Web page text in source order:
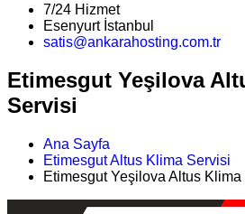
7/24 Hizmet
Esenyurt İstanbul
satis@ankarahosting.com.tr
Etimesgut Yeşilova
Servisi
Ana Sayfa
Etimesgut Altus Klima Servisi
Etimesgut Yeşilova Altus Klima